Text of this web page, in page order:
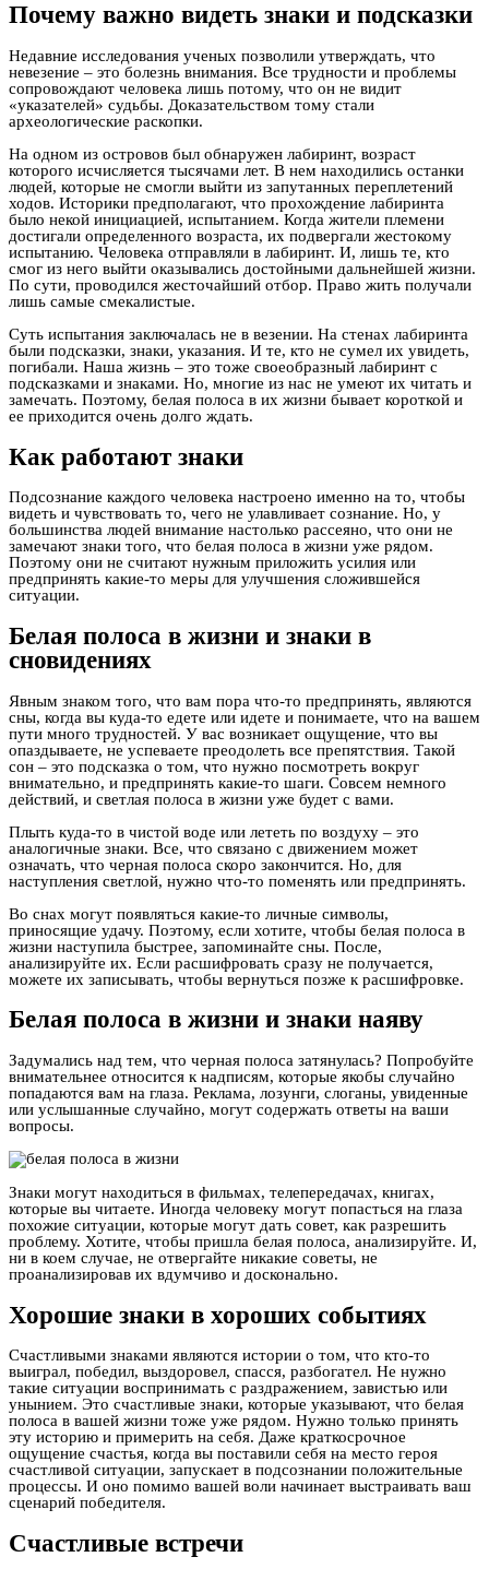
Почему важно видеть знаки и подсказки
Недавние исследования ученых позволили утверждать, что
невезение – это болезнь внимания. Все трудности и проблемы
сопровождают человека лишь потому, что он не видит
«указателей» судьбы. Доказательством тому стали
археологические раскопки.
На одном из островов был обнаружен лабиринт, возраст
которого исчисляется тысячами лет. В нем находились останки
людей, которые не смогли выйти из запутанных переплетений
ходов. Историки предполагают, что прохождение лабиринта
было некой инициацией, испытанием. Когда жители племени
достигали определенного возраста, их подвергали жестокому
испытанию. Человека отправляли в лабиринт. И, лишь те, кто
смог из него выйти оказывались достойными дальнейшей жизни.
По сути, проводился жесточайший отбор. Право жить получали
лишь самые смекалистые.
Суть испытания заключалась не в везении. На стенах лабиринта
были подсказки, знаки, указания. И те, кто не сумел их увидеть,
погибали. Наша жизнь – это тоже своеобразный лабиринт с
подсказками и знаками. Но, многие из нас не умеют их читать и
замечать. Поэтому, белая полоса в их жизни бывает короткой и
ее приходится очень долго ждать.
Как работают знаки
Подсознание каждого человека настроено именно на то, чтобы
видеть и чувствовать то, чего не улавливает сознание. Но, у
большинства людей внимание настолько рассеяно, что они не
замечают знаки того, что белая полоса в жизни уже рядом.
Поэтому они не считают нужным приложить усилия или
предпринять какие-то меры для улучшения сложившейся
ситуации.
Белая полоса в жизни и знаки в
сновидениях
Явным знаком того, что вам пора что-то предпринять, являются
сны, когда вы куда-то едете или идете и понимаете, что на вашем
пути много трудностей. У вас возникает ощущение, что вы
опаздываете, не успеваете преодолеть все препятствия. Такой
сон – это подсказка о том, что нужно посмотреть вокруг
внимательно, и предпринять какие-то шаги. Совсем немного
действий, и светлая полоса в жизни уже будет с вами.
Плыть куда-то в чистой воде или лететь по воздуху – это
аналогичные знаки. Все, что связано с движением может
означать, что черная полоса скоро закончится. Но, для
наступления светлой, нужно что-то поменять или предпринять.
Во снах могут появляться какие-то личные символы,
приносящие удачу. Поэтому, если хотите, чтобы белая полоса в
жизни наступила быстрее, запоминайте сны. После,
анализируйте их. Если расшифровать сразу не получается,
можете их записывать, чтобы вернуться позже к расшифровке.
Белая полоса в жизни и знаки наяву
Задумались над тем, что черная полоса затянулась? Попробуйте
внимательнее относится к надписям, которые якобы случайно
попадаются вам на глаза. Реклама, лозунги, слоганы, увиденные
или услышанные случайно, могут содержать ответы на ваши
вопросы.
Знаки могут находиться в фильмах, телепередачах, книгах,
которые вы читаете. Иногда человеку могут попасться на глаза
похожие ситуации, которые могут дать совет, как разрешить
проблему. Хотите, чтобы пришла белая полоса, анализируйте. И,
ни в коем случае, не отвергайте никакие советы, не
проанализировав их вдумчиво и досконально.
Хорошие знаки в хороших событиях
Счастливыми знаками являются истории о том, что кто-то
выиграл, победил, выздоровел, спасся, разбогател. Не нужно
такие ситуации воспринимать с раздражением, завистью или
унынием. Это счастливые знаки, которые указывают, что белая
полоса в вашей жизни тоже уже рядом. Нужно только принять
эту историю и примерить на себя. Даже краткосрочное
ощущение счастья, когда вы поставили себя на место героя
счастливой ситуации, запускает в подсознании положительные
процессы. И оно помимо вашей воли начинает выстраивать ваш
сценарий победителя.
Счастливые встречи